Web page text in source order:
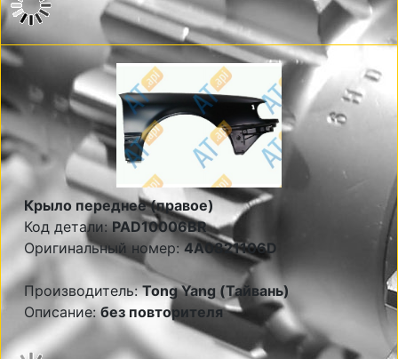
Крыло переднее (правое)
Код детали:PAD10006BR
Оригинальный номер:4A0821106D
Производитель:Tong Yang (Тайвань)
Описание:без повторителя